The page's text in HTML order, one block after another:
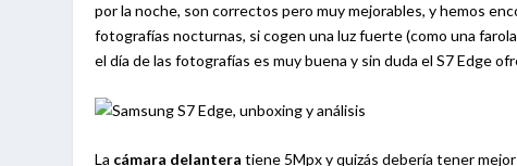
por la noche, son correctos pero muy mejorables, y hemos
fotografías nocturnas, si cogen una luz fuerte (como una
el día de las fotografías es muy buena y sin duda el S7 Edge
La cámara delantera tiene 5Mpx y quizás debería tener